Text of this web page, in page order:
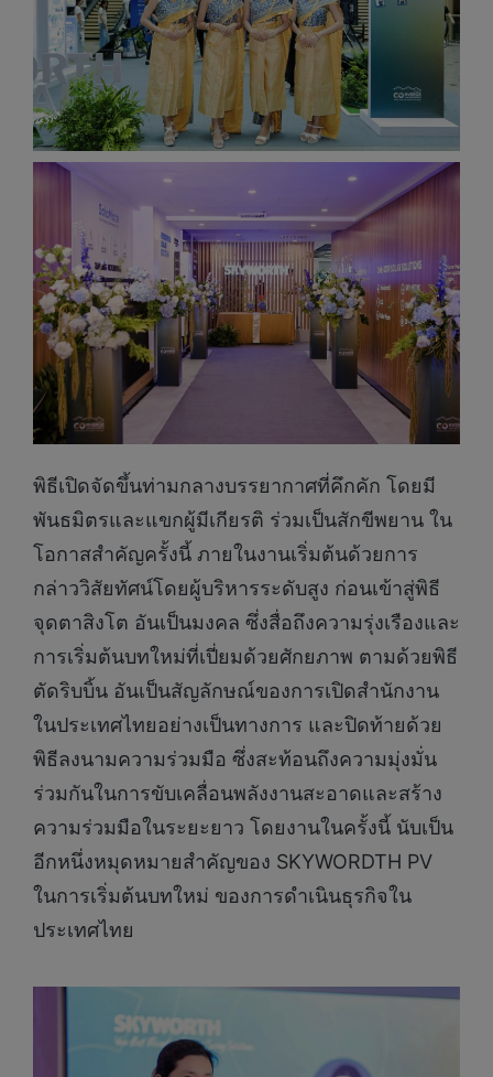
พิธีเปิดจัดขึ้นท่ามกลางบรรยากาศที่คึกคัก โดยมี
พันธมิตรและแขกผู้มีเกียรติ ร่วมเป็นสักขีพยาน ใน
โอกาสสำคัญครั้งนี้ ภายในงานเริ่มต้นด้วยการ
กล่าววิสัยทัศน์โดยผู้บริหารระดับสูง ก่อนเข้าสู่พิธี
จุดตาสิงโต อันเป็นมงคล ซึ่งสื่อถึงความรุ่งเรืองและ
การเริ่มต้นบทใหม่ที่เปี่ยมด้วยศักยภาพ ตามด้วยพิธี
ตัดริบบิ้น อันเป็นสัญลักษณ์ของการเปิดสำนักงาน
ในประเทศไทยอย่างเป็นทางการ และปิดท้ายด้วย
พิธีลงนามความร่วมมือ ซึ่งสะท้อนถึงความมุ่งมั่น
ร่วมกันในการขับเคลื่อนพลังงานสะอาดและสร้าง
ความร่วมมือในระยะยาว โดยงานในครั้งนี้ นับเป็น
อีกหนึ่งหมุดหมายสำคัญของ SKYWORDTH PV
ในการเริ่มต้นบทใหม่ ของการดำเนินธุรกิจใน
ประเทศไทย